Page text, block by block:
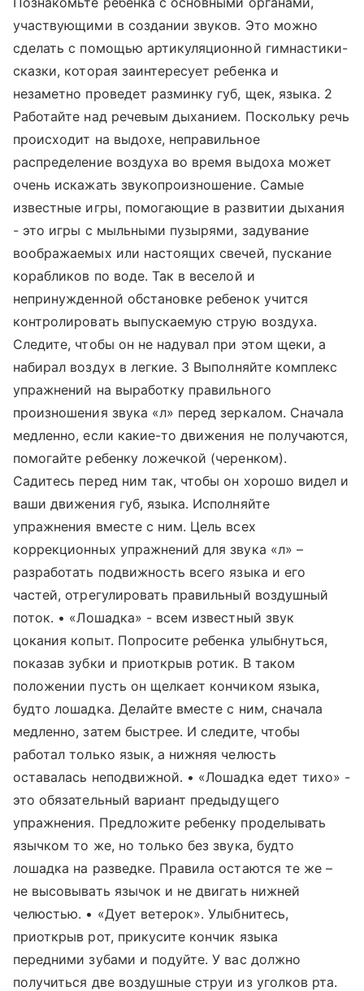
участвующими в создании звуков. Это можно
сделать с помощью артикуляционной гимнастики-
сказки, которая заинтересует ребенка и
незаметно проведет разминку губ, щек, языка. 2
Работайте над речевым дыханием. Поскольку речь
происходит на выдохе, неправильное
распределение воздуха во время выдоха может
очень искажать звукопроизношение. Самые
известные игры, помогающие в развитии дыхания
- это игры с мыльными пузырями, задувание
воображаемых или настоящих свечей, пускание
корабликов по воде. Так в веселой и
непринужденной обстановке ребенок учится
контролировать выпускаемую струю воздуха.
Следите, чтобы он не надувал при этом щеки, а
набирал воздух в легкие. 3 Выполняйте комплекс
упражнений на выработку правильного
произношения звука «л» перед зеркалом. Сначала
медленно, если какие-то движения не получаются,
помогайте ребенку ложечкой (черенком).
Садитесь перед ним так, чтобы он хорошо видел и
ваши движения губ, языка. Исполняйте
упражнения вместе с ним. Цель всех
коррекционных упражнений для звука «л» –
разработать подвижность всего языка и его
частей, отрегулировать правильный воздушный
поток. • «Лошадка» - всем известный звук
цокания копыт. Попросите ребенка улыбнуться,
показав зубки и приоткрыв ротик. В таком
положении пусть он щелкает кончиком языка,
будто лошадка. Делайте вместе с ним, сначала
медленно, затем быстрее. И следите, чтобы
работал только язык, а нижняя челюсть
оставалась неподвижной. • «Лошадка едет тихо» -
это обязательный вариант предыдущего
упражнения. Предложите ребенку проделывать
язычком то же, но только без звука, будто
лошадка на разведке. Правила остаются те же –
не высовывать язычок и не двигать нижней
челюстью. • «Дует ветерок». Улыбнитесь,
приоткрыв рот, прикусите кончик языка
передними зубами и подуйте. У вас должно
получиться две воздушные струи из уголков рта.